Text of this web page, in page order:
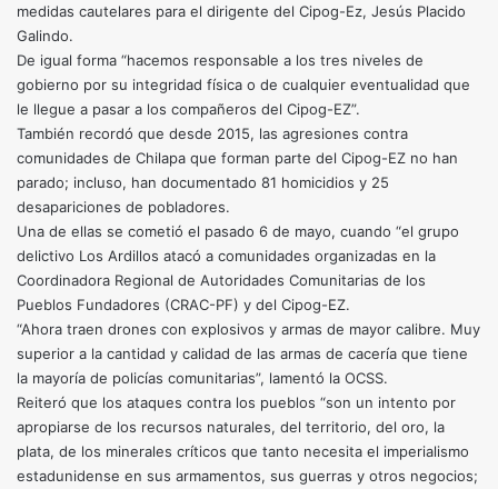
medidas cautelares para el dirigente del Cipog-Ez, Jesús Placido
Galindo.
De igual forma “hacemos responsable a los tres niveles de
gobierno por su integridad física o de cualquier eventualidad que
le llegue a pasar a los compañeros del Cipog-EZ”.
También recordó que desde 2015, las agresiones contra
comunidades de Chilapa que forman parte del Cipog-EZ no han
parado; incluso, han documentado 81 homicidios y 25
desapariciones de pobladores.
Una de ellas se cometió el pasado 6 de mayo, cuando “el grupo
delictivo Los Ardillos atacó a comunidades organizadas en la
Coordinadora Regional de Autoridades Comunitarias de los
Pueblos Fundadores (CRAC-PF) y del Cipog-EZ.
“Ahora traen drones con explosivos y armas de mayor calibre. Muy
superior a la cantidad y calidad de las armas de cacería que tiene
la mayoría de policías comunitarias”, lamentó la OCSS.
Reiteró que los ataques contra los pueblos “son un intento por
apropiarse de los recursos naturales, del territorio, del oro, la
plata, de los minerales críticos que tanto necesita el imperialismo
estadunidense en sus armamentos, sus guerras y otros negocios;